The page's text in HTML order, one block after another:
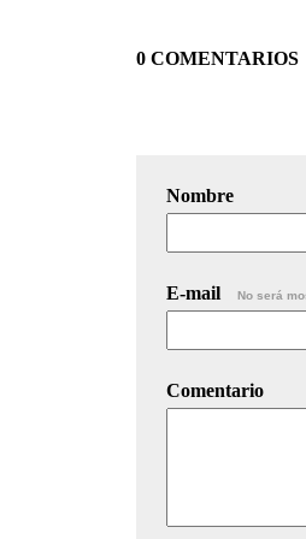
0 COMENTARIOS
Nombre
E-mail No será
Comentario